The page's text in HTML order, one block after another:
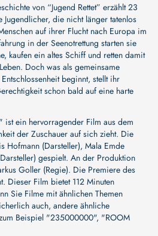
von “Jugend Rettet” erzählt 23
die nicht länger tatenlos
auf ihrer Flucht nach Europa im
in der Seenotrettung starten sie
kaufen ein altes Schiff und retten damit
Doch was als gemeinsame
beginnt, stellt ihr
schon bald auf eine harte
ein hervorragender Film aus dem
der Zuschauer auf sich zieht. Die
Hofmann (Darsteller), Mala Emde
gespielt. An der Produktion
Goller (Regie). Die Premiere des
Dieser Film bietet 112 Minuten
Sie Filme mit ähnlichen Themen
auch, andere ähnliche
Beispiel "235000000", "ROOM